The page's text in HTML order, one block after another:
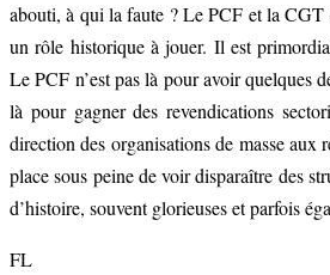
abouti, à qui la faute ? Le PCF et la CGT
un rôle historique à jouer. Il est
Le PCF n’est pas là pour avoir quelques
là pour gagner des revendications
direction des organisations de masse aux
place sous peine de voir disparaître des
d’histoire, souvent glorieuses et parfois
FL